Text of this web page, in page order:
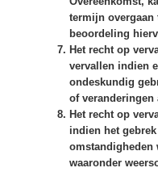
termijn overgaan
beoordeling
Het recht op
vervallen indien
ondeskundig
of veranderingen
Het recht op
indien het
omstandigheden
waaronder